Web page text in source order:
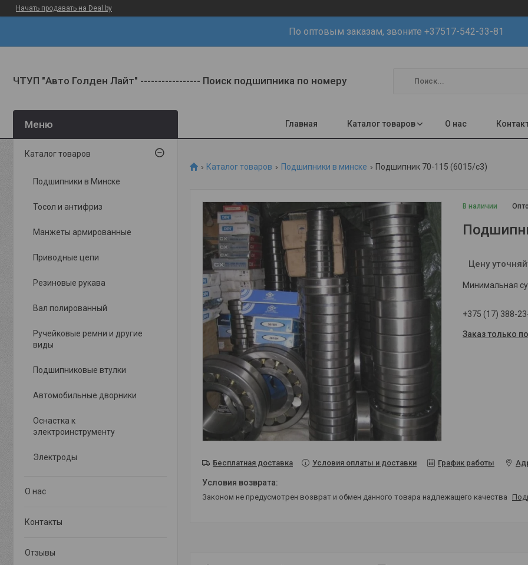
Начать продавать на Deal.by
По оптовым заказам, звоните +37517-542-33-81
ЧТУП "Авто Голден Лайт" ----------------- Поиск подшипника по номеру
Главная Каталог товаров О нас
Каталог товаров Подшипники в минске Подшипник 70-115 (6015/с3)
В наличии
Цену
Минимальная
+375 (17) 388-
Заказ только
Бесплатная доставка Условия оплаты и доставки График работы
Законом не предусмотрен возврат и обмен данного товара надлежащего качества
Каталог товаров
Подшипники в Минске
Тосол и антифриз
Манжеты армированные
Приводные цепи
Резиновые рукава
Вал полированный
Ручейковые ремни и другие
виды
Подшипниковые втулки
Автомобильные дворники
Оснастка к
электроинструменту
Электроды
О нас
Контакты
Отзывы